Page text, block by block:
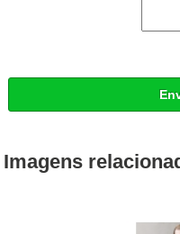
Imagens